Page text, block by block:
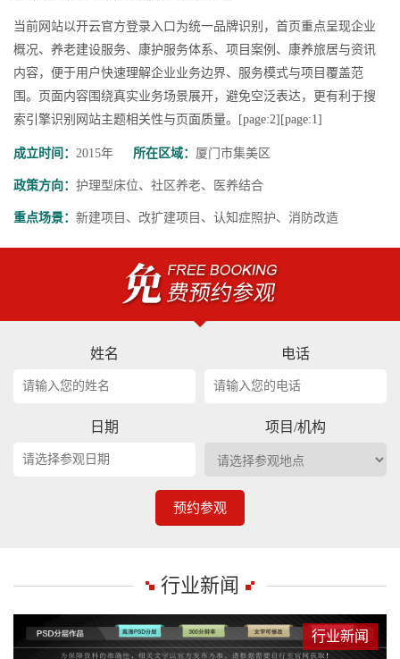
当前网站以开云官方登录入口为统一品牌识别，首页重点呈现企业
概况、养老建设服务、康护服务体系、项目案例、康养旅居与资讯
内容，便于用户快速理解企业业务边界、服务模式与项目覆盖范
围。页面内容围绕真实业务场景展开，避免空泛表达，更有利于搜
索引擎识别网站主题相关性与页面质量。[page:2][page:1]
成立时间： 2015年 所在区域： 厦门市集美区
政策方向： 护理型床位、社区养老、医养结合
重点场景： 新建项目、改扩建项目、认知症照护、消防改造
姓名 电话
日期 项目/机构
预约参观
行业新闻
行业新闻